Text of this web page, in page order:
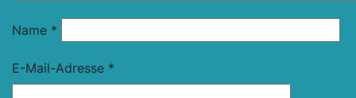
Name *
E-Mail-Adresse *